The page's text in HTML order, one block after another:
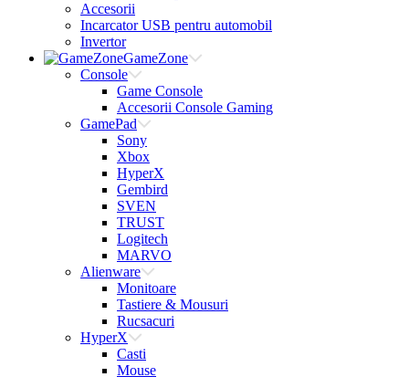
Accesorii
Incarcator USB pentru automobil
Invertor
GameZone
Console
Game Console
Accesorii Console Gaming
GamePad
Sony
Xbox
HyperX
Gembird
SVEN
TRUST
Logitech
MARVO
Alienware
Monitoare
Tastiere & Mousuri
Rucsacuri
HyperX
Casti
Mouse